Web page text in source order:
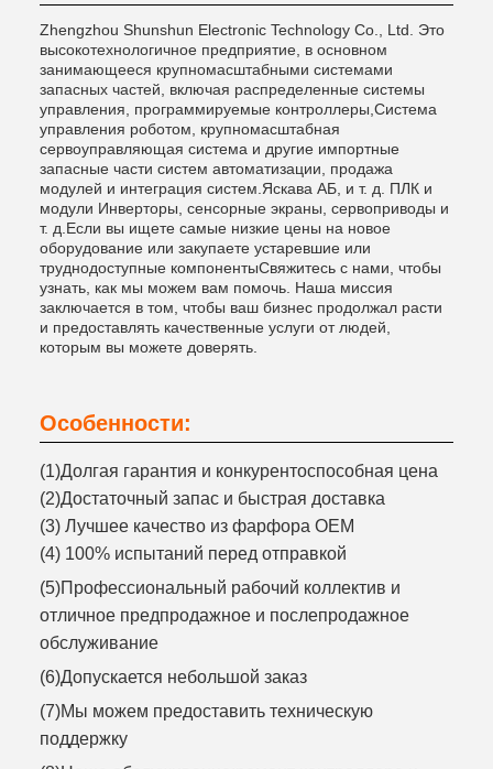
Zhengzhou Shunshun Electronic Technology Co., Ltd. Это
высокотехнологичное предприятие, в основном
занимающееся крупномасштабными системами
запасных частей, включая распределенные системы
управления, программируемые контроллеры,Система
управления роботом, крупномасштабная
сервоуправляющая система и другие импортные
запасные части систем автоматизации, продажа
модулей и интеграция систем.Яскава АБ, и т. д. ПЛК и
модули Инверторы, сенсорные экраны, сервоприводы и
т. д.Если вы ищете самые низкие цены на новое
оборудование или закупаете устаревшие или
труднодоступные компонентыСвяжитесь с нами, чтобы
узнать, как мы можем вам помочь. Наша миссия
заключается в том, чтобы ваш бизнес продолжал расти
и предоставлять качественные услуги от людей,
которым вы можете доверять.
Особенности:
(1)Долгая гарантия и конкурентоспособная цена
(2)Достаточный запас и быстрая доставка
(3) Лучшее качество из фарфора OEM
(4) 100% испытаний перед отправкой
(5)Профессиональный рабочий коллектив и
отличное предпродажное и послепродажное
обслуживание
(6)Допускается небольшой заказ
(7)Мы можем предоставить техническую
поддержку